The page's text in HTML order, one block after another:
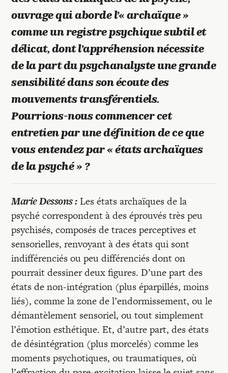
Entretiens
Revues
Colloque
Mon panier
Mon compte
ouvrage qui aborde l’« archaïque »
comme un registre psychique subtil et
délicat, dont l’appréhension nécessite
de la part du psychanalyste une grande
sensibilité dans son écoute des
mouvements transférentiels.
Pourrions-nous commencer cet
entretien par une définition de ce que
vous entendez par « états archaïques
de la psyché » ?
Marie Dessons :Les états archaïques de la
psyché correspondent à des éprouvés très peu
psychisés, composés de traces perceptives et
sensorielles, renvoyant à des états qui sont
indifférenciés ou peu différenciés dont on
pourrait dessiner deux figures. D’une part des
états de non-intégration (plus éparpillés, moins
liés), comme la zone de l’endormissement, ou le
démantèlement sensoriel, ou tout simplement
l’émotion esthétique. Et, d’autre part, des états
de désintégration (plus morcelés) comme les
moments psychotiques, ou traumatiques, où